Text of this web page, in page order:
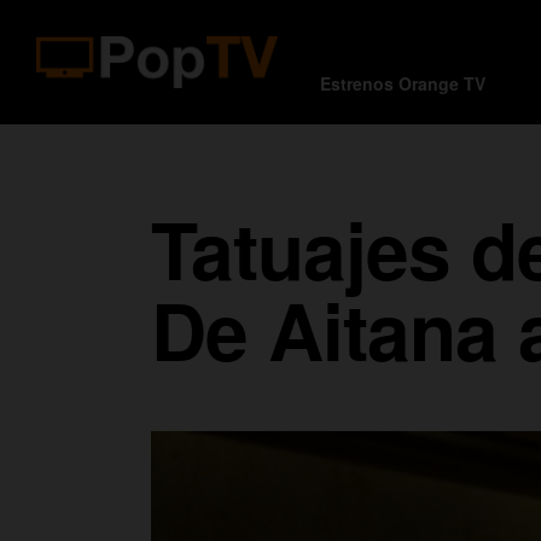
Estrenos Orange TV
Tatuajes
De Aitana